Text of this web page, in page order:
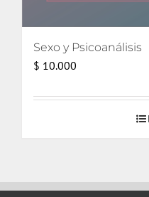
Sexo y Psicoanálisis
$ 10.000